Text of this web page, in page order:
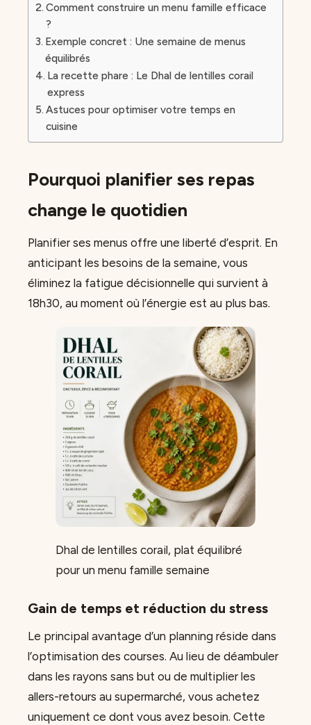
Comment construire un menu famille efficace
?
Exemple concret : Une semaine de menus
équilibrés
La recette phare : Le Dhal de lentilles corail
express
Astuces pour optimiser votre temps en
cuisine
Pourquoi planifier ses repas
change le quotidien
Planifier ses menus offre une liberté d’esprit. En
anticipant les besoins de la semaine, vous
éliminez la fatigue décisionnelle qui survient à
18h30, au moment où l’énergie est au plus bas.
Dhal de lentilles corail, plat équilibré
pour un menu famille semaine
Gain de temps et réduction du stress
Le principal avantage d’un planning réside dans
l’optimisation des courses. Au lieu de déambuler
dans les rayons sans but ou de multiplier les
allers-retours au supermarché, vous achetez
uniquement ce dont vous avez besoin. Cette